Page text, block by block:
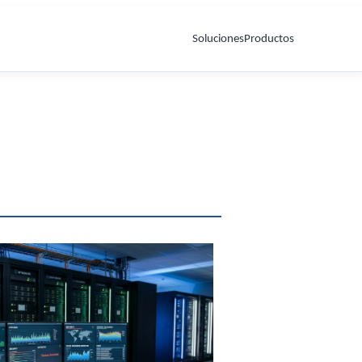
Soluciones
Servidores
Productos